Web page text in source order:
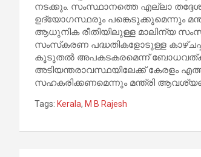
നടക്കും. സംസ്ഥാനത്തെ എല്ലാ
ഉദ്യോഗസ്ഥരും പങ്കെടുക്കുമെന്നും
ആധുനിക രീതിയിലുള്ള മാലിന്യ
സംസ്‌കരണ പദ്ധതികളോടുള്ള
കൂടുതൽ അപകടകരമെന്ന്
അടിയന്തരാവസ്ഥയിലേക്ക് കേരളം
സഹകരിക്കണമെന്നും മന്ത്രി
Tags: Kerala, M B Rajesh